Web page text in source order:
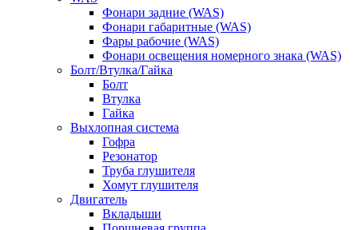
Фонари задние (WAS)
Фонари габаритные (WAS)
Фары рабочие (WAS)
Фонари освещения номерного знака (WAS)
Болт/Втулка/Гайка
Болт
Втулка
Гайка
Выхлопная система
Гофра
Резонатор
Труба глушителя
Хомут глушителя
Двигатель
Вкладыши